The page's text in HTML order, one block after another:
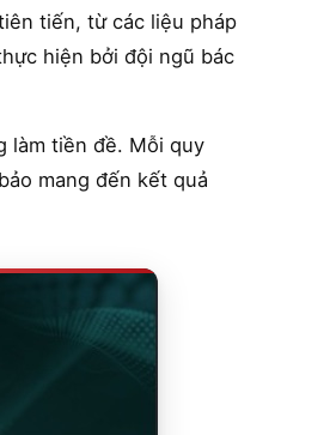
tiến, từ các liệu pháp
hiện bởi đội ngũ bác
làm tiền đề. Mỗi quy
mang đến kết quả